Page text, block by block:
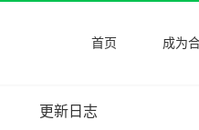
首页 成为
更新日志